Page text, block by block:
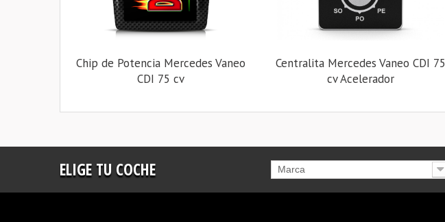
Chip de Potencia Mercedes Vaneo
CDI 75 cv
Centralita Mercedes Vaneo CDI 75
cv Acelerador
ELIGE TU COCHE Marca